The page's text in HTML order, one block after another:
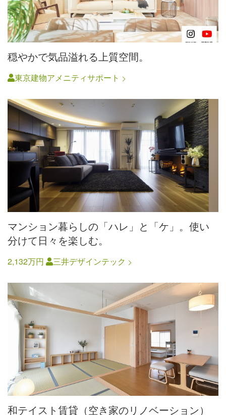
穏やかで気品溢れる上質空間。
東京建物アメニティサポート
マンション暮らしの「ハレ」と「ケ」。使い
分けて日々を楽しむ。
2,132万円 三井デザインテック
和テイスト賃貸（空き家のリノベーション）